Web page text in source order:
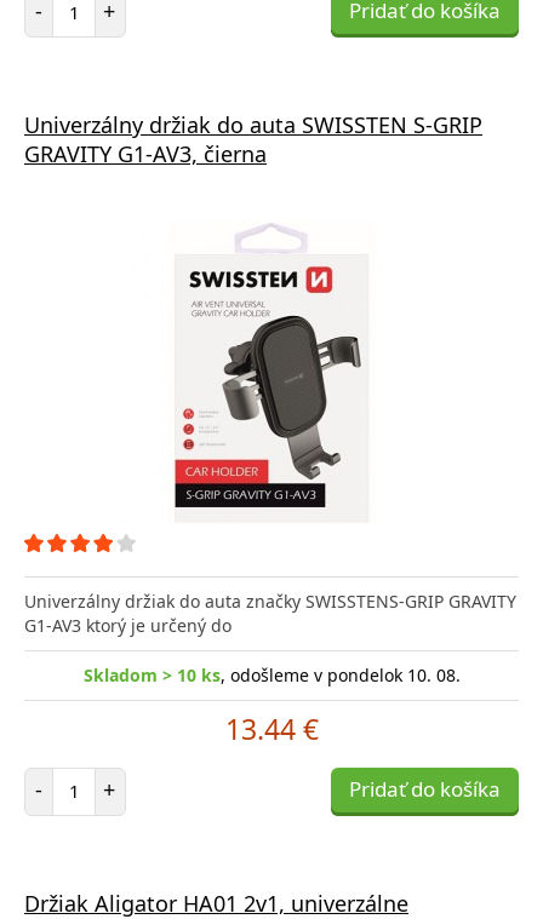
- + Pridať do košíka
Univerzálny držiak do auta SWISSTEN S-GRIP
GRAVITY G1-AV3, čierna
Univerzálny držiak do auta značky SWISSTENS-GRIP GRAVITY
G1-AV3 ktorý je určený do
Skladom > 10 ks, odošleme v pondelok 10. 08.
13.44 €
- Počet položiek
+ Pridať do košíka
Držiak Aligator HA01 2v1, univerzálne